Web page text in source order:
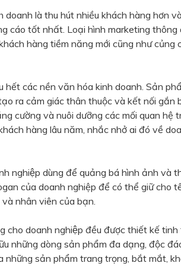
doanh là thu hút nhiều khách hàng hơn
cáo tốt nhất. Loại hình marketing thông
hàng tiềm năng mới cũng như củng
các nền văn hóa kinh doanh. Sản
ra cảm giác thân thuộc và kết nối gắn
cường và nuôi dưỡng các mối quan hệ
hàng lâu năm, nhắc nhở ai đó về
nghiệp dùng để quảng bá hình ảnh và
của doanh nghiệp để có thể giữ cho
nhân viên của bạn.
cho doanh nghiệp đều được thiết kế
những dòng sản phẩm đa dạng, độc
những sản phẩm trang trọng, bắt mắt,